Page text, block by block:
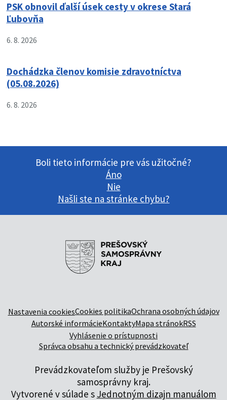
PSK obnovil ďalší úsek cesty v okrese Stará
Ľubovňa
6. 8. 2026
Dochádzka členov komisie zdravotníctva
(05.08.2026)
6. 8. 2026
Boli tieto informácie pre vás užitočné?
Áno
Nie
Našli ste na stránke chybu?
Nastavenia cookiesCookies politikaOchrana osobných údajov
Autorské informácieKontaktyMapa stránokRSS
Vyhlásenie o prístupnosti
Správca obsahu a technický prevádzkovateľ
Prevádzkovateľom služby je Prešovský
samosprávny kraj.
Vytvorené v súlade s Jednotným dizajn manuálom